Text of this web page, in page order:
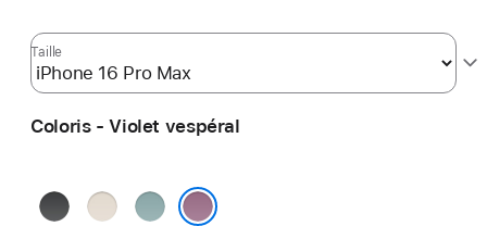
Taille
Coloris - Violet vespéral
Noir
PierreBleu